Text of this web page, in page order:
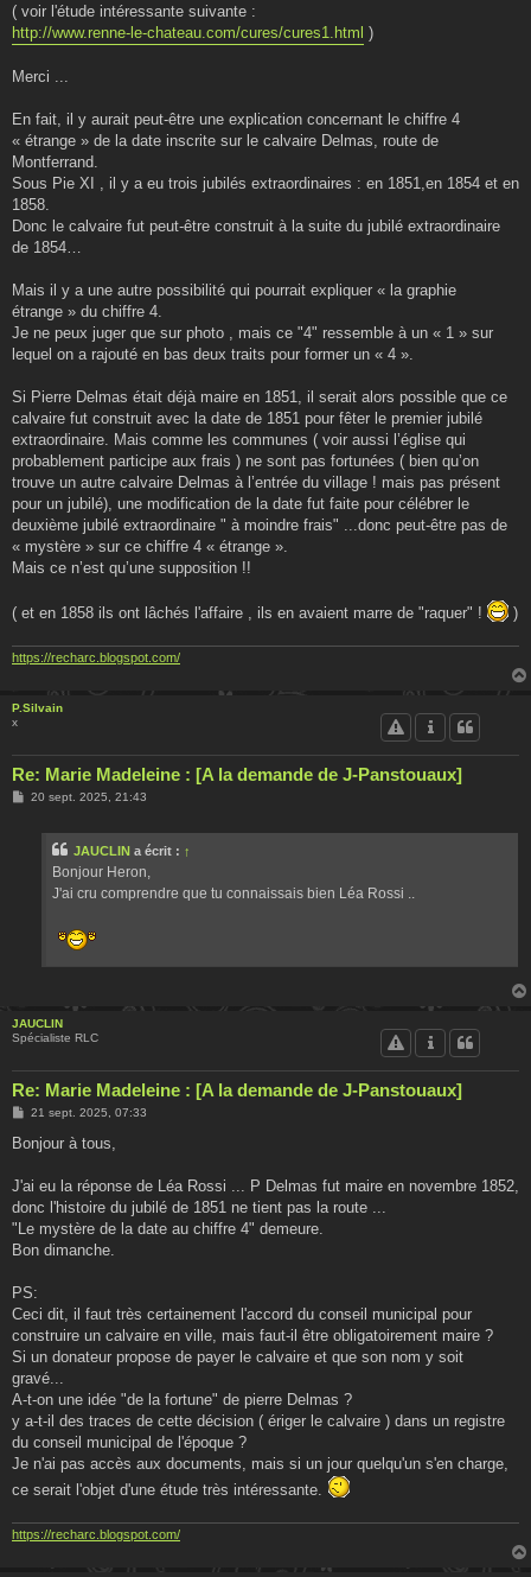
( voir l'étude intéressante suivante :
http://www.renne-le-chateau.com/cures/cures1.html )
Merci ...
En fait, il y aurait peut-être une explication concernant le chiffre 4
« étrange » de la date inscrite sur le calvaire Delmas, route de
Montferrand.
Sous Pie XI , il y a eu trois jubilés extraordinaires : en 1851,en 1854 et en
1858.
Donc le calvaire fut peut-être construit à la suite du jubilé extraordinaire
de 1854…
Mais il y a une autre possibilité qui pourrait expliquer « la graphie
étrange » du chiffre 4.
Je ne peux juger que sur photo , mais ce "4" ressemble à un « 1 » sur
lequel on a rajouté en bas deux traits pour former un « 4 ».
Si Pierre Delmas était déjà maire en 1851, il serait alors possible que ce
calvaire fut construit avec la date de 1851 pour fêter le premier jubilé
extraordinaire. Mais comme les communes ( voir aussi l’église qui
probablement participe aux frais ) ne sont pas fortunées ( bien qu’on
trouve un autre calvaire Delmas à l’entrée du village ! mais pas présent
pour un jubilé), une modification de la date fut faite pour célébrer le
deuxième jubilé extraordinaire " à moindre frais" ...donc peut-être pas de
« mystère » sur ce chiffre 4 « étrange ».
Mais ce n’est qu’une supposition !!
( et en 1858 ils ont lâchés l'affaire , ils en avaient marre de "raquer" ! )
https://recharc.blogspot.com/
P.Silvain
x
Re: Marie Madeleine : [A la demande de J-Panstouaux]
M20 sept. 2025, 21:43
JAUCLIN a écrit : ↑
Bonjour Heron,
J'ai cru comprendre que tu connaissais bien Léa Rossi ..
JAUCLIN
Spécialiste RLC
Re: Marie Madeleine : [A la demande de J-Panstouaux]
M
s
g
21 sept. 2025, 07:33
Bonjour à tous,
J'ai eu la réponse de Léa Rossi ... P Delmas fut maire en novembre 1852,
donc l'histoire du jubilé de 1851 ne tient pas la route ...
"Le mystère de la date au chiffre 4" demeure.
Bon dimanche.
PS:
Ceci dit, il faut très certainement l'accord du conseil municipal pour
construire un calvaire en ville, mais faut-il être obligatoirement maire ?
Si un donateur propose de payer le calvaire et que son nom y soit
gravé...
A-t-on une idée "de la fortune" de pierre Delmas ?
y a-t-il des traces de cette décision ( ériger le calvaire ) dans un registre
du conseil municipal de l'époque ?
Je n'ai pas accès aux documents, mais si un jour quelqu'un s'en charge,
ce serait l'objet d'une étude très intéressante.
https://recharc.blogspot.com/